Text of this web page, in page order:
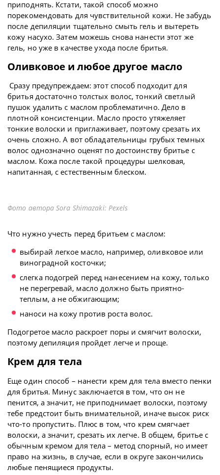
приподнять. Кстати, такой способ можно
порекомендовать для чувствительной кожи. Не забудь
после депиляции тщательно смыть гель и вытереть
кожу насухо. Затем можешь снова нанести этот же
гель, но уже в качестве ухода после бритья.
Оливковое и любое другое масло
Сразу предупреждаем: этот способ подходит для
бритья достаточно толстых волос, тонкий светлый
пушок удалить с маслом проблематично. Дело в
плотной консистенции. Масло просто утяжеляет
тонкие волоски и приглаживает, поэтому срезать их
очень сложно. А вот обладательницы грубых темных
волос однозначно оценят по достоинству бритье с
маслом. Кожа после такой процедуры шелковая,
напитанная, с естественным блеском.
Фото автора Sora Shimazaki: Pexels
Что нужно учесть перед бритьем с маслом:
выбирай легкое масло, например, оливковое или
виноградной косточки;
слегка подогрей перед нанесением на кожу, только
не перегревай, масло должно быть приятно-
теплым, а не обжигающим;
наноси на кожу против роста волос.
Подогретое масло раскроет поры и смягчит волоски,
поэтому депиляция пройдет легче и проще.
Крем для тела
Еще один способ – нанести крем для тела вместо пенки
для бритья. Минус заключается в том, что он не
пенится, а значит, не приподнимает волоски, поэтому
тебе предстоит быть внимательной, иначе высок риск
что-то пропустить. Плюс в том, что крем смягчает
волоски, а значит, срезать их легче. В общем, бритье с
обычным кремом для тела – метод спорный, но имеет
право на жизнь, в случае, если в округе закончились
любые пенящиеся продукты.